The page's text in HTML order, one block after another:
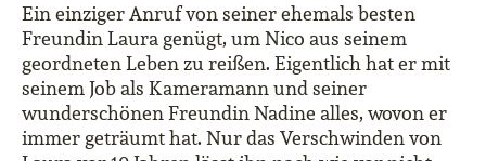
Ein einziger Anruf von seiner ehemals besten
Freundin Laura genügt, um Nico aus seinem
geordneten Leben zu reißen. Eigentlich hat er mit
seinem Job als Kameramann und seiner
wunderschönen Freundin Nadine alles, wovon er
immer geträumt hat. Nur das Verschwinden von